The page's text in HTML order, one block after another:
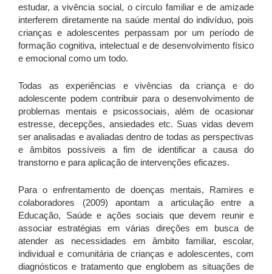
estudar, a vivência social, o círculo familiar e de amizade
interferem diretamente na saúde mental do indivíduo, pois
crianças e adolescentes perpassam por um período de
formação cognitiva, intelectual e de desenvolvimento físico
e emocional como um todo.
Todas as experiências e vivências da criança e do
adolescente podem contribuir para o desenvolvimento de
problemas mentais e psicossociais, além de ocasionar
estresse, decepções, ansiedades etc. Suas vidas devem
ser analisadas e avaliadas dentro de todas as perspectivas
e âmbitos possíveis a fim de identificar a causa do
transtorno e para aplicação de intervenções eficazes.
Para o enfrentamento de doenças mentais, Ramires e
colaboradores (2009) apontam a articulação entre a
Educação, Saúde e ações sociais que devem reunir e
associar estratégias em várias direções em busca de
atender as necessidades em âmbito familiar, escolar,
individual e comunitária de crianças e adolescentes, com
diagnósticos e tratamento que englobem as situações de